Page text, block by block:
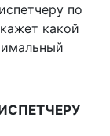
по
какой